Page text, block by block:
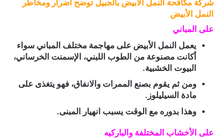
شركة مكافحة النمل الأبيض بالجبيل توضح أضرار ومخاطر
النمل الأبيض
على المباني
يعمل النمل الأبيض على مهاجمة مختلف المباني سواء
أكانت مصنوعة من الطوب اللبني، الإسمنت الخرساني،
البيوت الخشبية.
ومن ثم يقوم بصنع الممرات والانفاق، فهو يتغذى على
مادة السيليلوز.
وهذا بدوره مع الوقت يسبب انهيار المبنى.
على الأخشاب المختلفة والباركيه